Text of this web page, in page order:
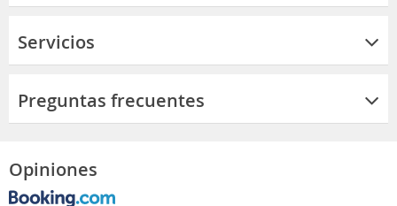
Servicios
Preguntas frecuentes
Opiniones